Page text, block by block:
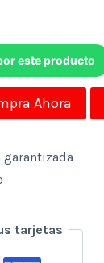
este producto
Ahora
garantizada
tarjetas